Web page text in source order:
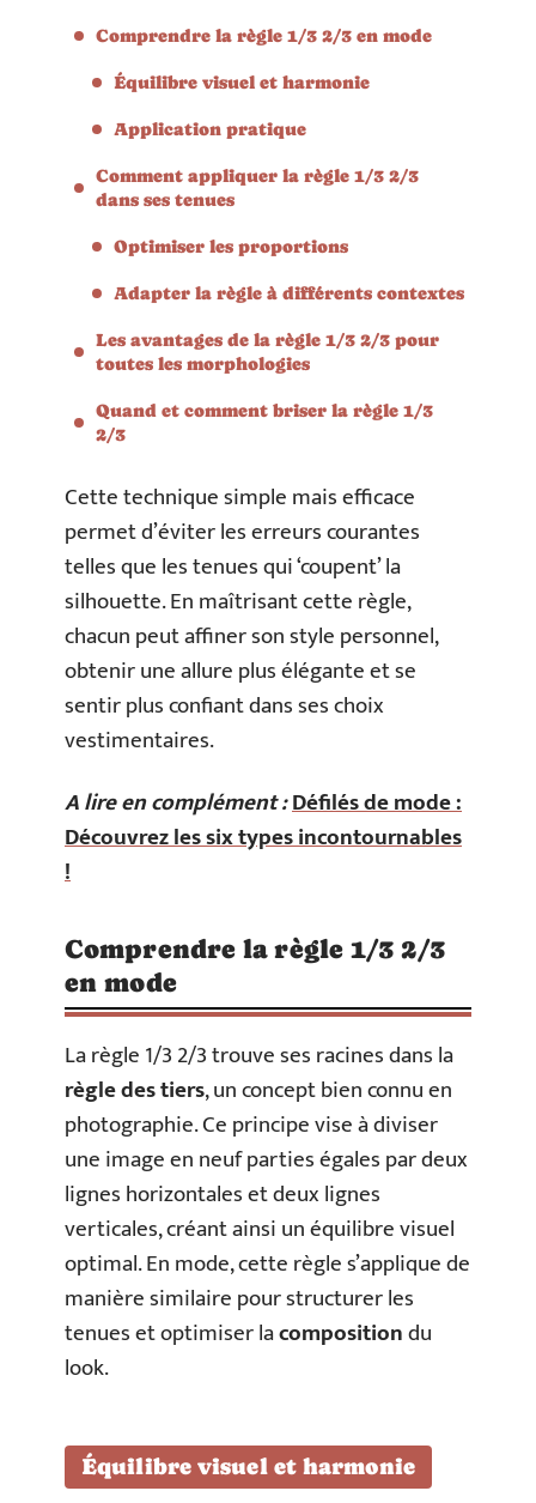
Comprendre la règle 1/3 2/3 en mode
Équilibre visuel et harmonie
Application pratique
Comment appliquer la règle 1/3 2/3
dans ses tenues
Optimiser les proportions
Adapter la règle à différents contextes
Les avantages de la règle 1/3 2/3 pour
toutes les morphologies
Quand et comment briser la règle 1/3
2/3
Cette technique simple mais efficace
permet d’éviter les erreurs courantes
telles que les tenues qui ‘coupent’ la
silhouette. En maîtrisant cette règle,
chacun peut affiner son style personnel,
obtenir une allure plus élégante et se
sentir plus confiant dans ses choix
vestimentaires.
A lire en complément :Défilés de mode :
Découvrez les six types incontournables
!
Comprendre la règle 1/3 2/3
en mode
La règle 1/3 2/3 trouve ses racines dans la
règle des tiers, un concept bien connu en
photographie. Ce principe vise à diviser
une image en neuf parties égales par deux
lignes horizontales et deux lignes
verticales, créant ainsi un équilibre visuel
optimal. En mode, cette règle s’applique de
manière similaire pour structurer les
tenues et optimiser lacompositiondu
look.
Équilibre visuel et harmonie